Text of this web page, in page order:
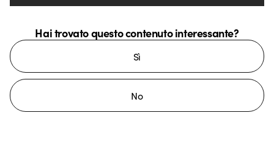
Hai trovato questo contenuto interessante?
Sì
No